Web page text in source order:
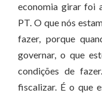
economia girar foi
PT. O que nós
fazer, porque
governar, o que
condições de
fiscalizar. É o que